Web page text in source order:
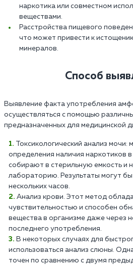
наркотика или совместном
веществами.
Расстройства пищевого
что может привести к
минералов.
Способ
Выявление факта употребления
осуществляться с помощью
предназначенных для медицинской
Токсикологический анализ
определения наличия наркотиков
собирают в стерильную емкость и
лабораторию. Результаты могут
нескольких часов.
Анализ крови. Этот метод
чувствительностью и способен
вещества в организме даже через
последнего употребления.
В некоторых случаях для
использоваться анализ слюны.
точен по сравнению с двумя